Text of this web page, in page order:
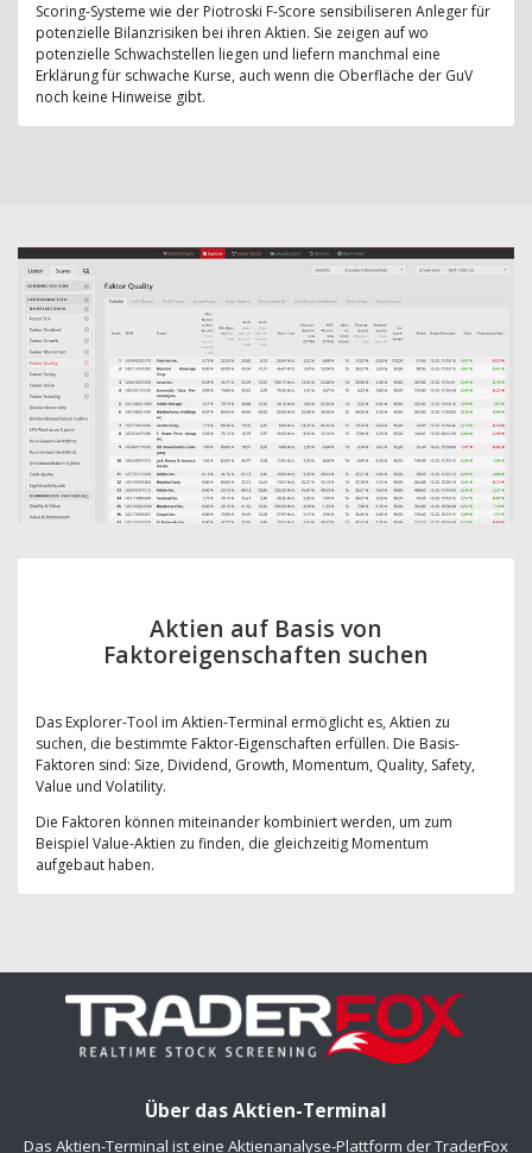
Scoring-Systeme wie der Piotroski F-Score sensibiliseren Anleger für
potenzielle Bilanzrisiken bei ihren Aktien. Sie zeigen auf wo
potenzielle Schwachstellen liegen und liefern manchmal eine
Erklärung für schwache Kurse, auch wenn die Oberfläche der GuV
noch keine Hinweise gibt.
Aktien auf Basis von
Faktoreigenschaften suchen
Das Explorer-Tool im Aktien-Terminal ermöglicht es, Aktien zu
suchen, die bestimmte Faktor-Eigenschaften erfüllen. Die Basis-
Faktoren sind: Size, Dividend, Growth, Momentum, Quality, Safety,
Value und Volatility.
Die Faktoren können miteinander kombiniert werden, um zum
Beispiel Value-Aktien zu finden, die gleichzeitig Momentum
aufgebaut haben.
Über das Aktien-Terminal
Das Aktien-Terminal ist eine Aktienanalyse-Plattform der TraderFox